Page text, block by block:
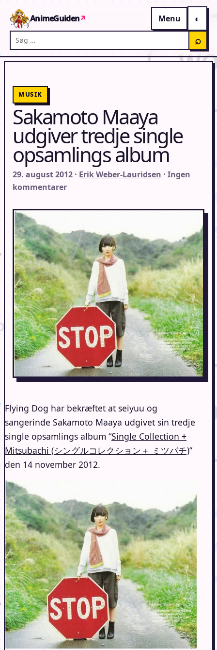
AnimeGuiden↗
Menu
Søg på AnimeGuiden
⌕
MUSIK
Sakamoto Maaya
udgiver tredje single
opsamlings album
29. august 2012 · Erik Weber-Lauridsen · Ingen
kommentarer
Flying Dog har bekræftet at seiyuu og
sangerinde Sakamoto Maaya udgivet sin tredje
single opsamlings album “Single Collection +
Mitsubachi (シングルコレクション＋ ミツバチ)”
den 14 november 2012.